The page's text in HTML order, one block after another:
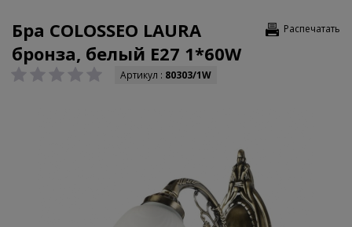
Распечатать
Бра COLOSSEO LAURA
бронза, белый E27 1*60W
Артикул : 80303/1W